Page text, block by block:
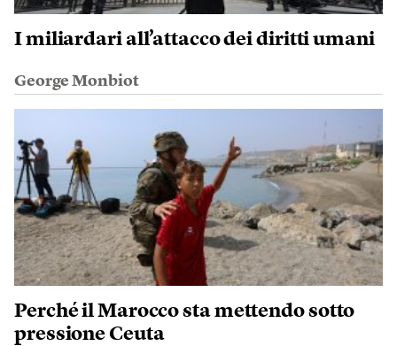
I miliardari all’attacco dei diritti umani
George Monbiot
Perché il Marocco sta mettendo sotto
pressione Ceuta